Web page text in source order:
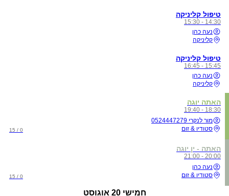
טיפול קליניקה
14:30 - 15:30
נעה כהן
קליניקה
טיפול קליניקה
15:45 - 16:45
נעה כהן
קליניקה
האתה יוגה
18:30 - 19:40
מור לנקרי 0524447279
סטודיו & זום
0 / 15
האתה - ין יוגה
20:00 - 21:00
נעה כהן
סטודיו & זום
0 / 15
חמישי 20 אוגוסט